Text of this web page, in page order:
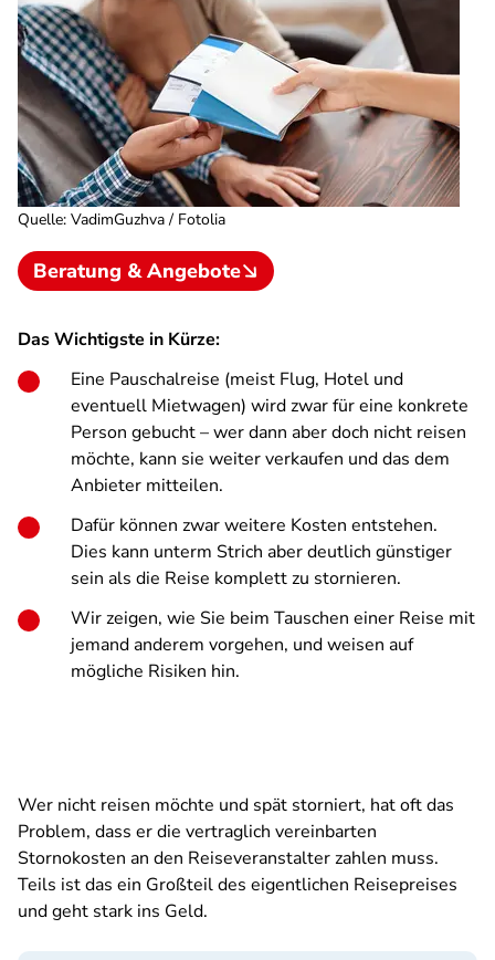
Quelle: VadimGuzhva / Fotolia
Beratung & Angebote
Das Wichtigste in Kürze:
Eine Pauschalreise (meist Flug, Hotel und
eventuell Mietwagen) wird zwar für eine konkrete
Person gebucht – wer dann aber doch nicht reisen
möchte, kann sie weiter verkaufen und das dem
Anbieter mitteilen.
Dafür können zwar weitere Kosten entstehen.
Dies kann unterm Strich aber deutlich günstiger
sein als die Reise komplett zu stornieren.
Wir zeigen, wie Sie beim Tauschen einer Reise mit
jemand anderem vorgehen, und weisen auf
mögliche Risiken hin.
Wer nicht reisen möchte und spät storniert, hat oft das
Problem, dass er die vertraglich vereinbarten
Stornokosten an den Reiseveranstalter zahlen muss.
Teils ist das ein Großteil des eigentlichen Reisepreises
und geht stark ins Geld.